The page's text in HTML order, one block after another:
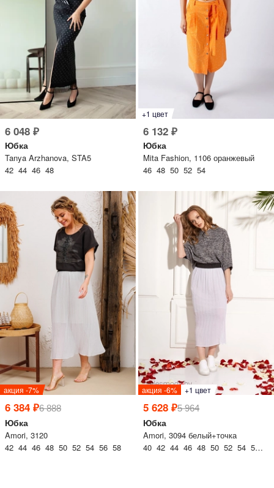
6 048 ₽
Юбка
Tanya Arzhanova, STA5
42 44 46 48
+1 цвет
6 132 ₽
Юбка
Mita Fashion, 1106 оранжевый
46 48 50 52 54
акция -7%
6 384 ₽6 888
Юбка
Amori, 3120
42 44 46 48 50 52 54 56 58
акция -6% +1 цвет
5 628 ₽5 964
Юбка
Amori, 3094 белый+точка
40 42 44 46 48 50 52 54 56 58